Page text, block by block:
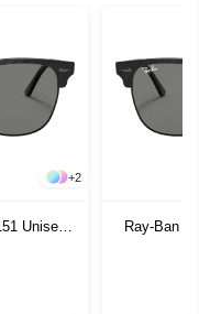
+2
Unisex
Ray-Ban